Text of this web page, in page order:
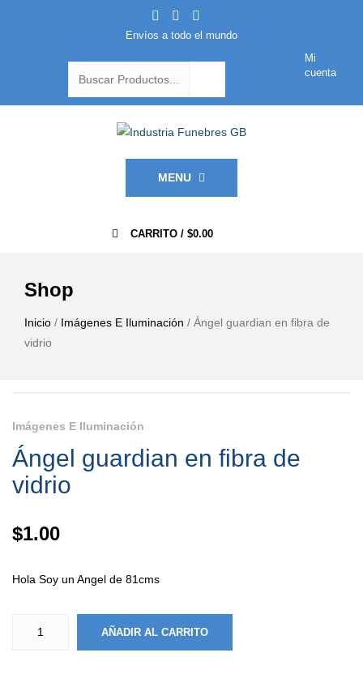
Envíos a todo el mundo
Mi
cuenta
MENU
CARRITO / $0.00
Shop
Inicio / Imágenes E Iluminación / Ángel guardian en fibra de
vidrio
Imágenes E Iluminación
Ángel guardian en fibra de
vidrio
$1.00
Hola Soy un Angel de 81cms
AÑADIR AL CARRITO